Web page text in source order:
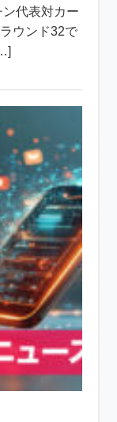
代表対カー
ウンド32で